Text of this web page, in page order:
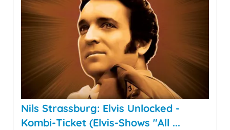
Nils Strassburg: Elvis Unlocked -
Kombi-Ticket (Elvis-Shows "All ...